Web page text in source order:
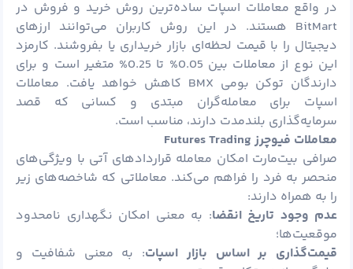
در واقع معاملات اسپات ساده‌ترین روش خرید و فروش در
BitMart هستند. در این روش کاربران می‌توانند ارزهای
دیجیتال را با قیمت لحظه‌ای بازار خریداری یا بفروشند. کارمزد
این نوع از معاملات بین 0.05% تا 0.25% متغیر است و برای
دارندگان توکن بومی BMX کاهش خواهد یافت. معاملات
اسپات برای معامله‌گران مبتدی و کسانی که قصد
سرمایه‌گذاری بلندمدت دارند، مناسب است.
معاملات فیوچرز Futures Trading
صرافی بیت‌مارت امکان معامله قراردادهای آتی با ویژگی‌های
منحصر به فرد را فراهم می‌کند. معاملاتی که شاخصه‌های زیر
را به همراه دارند:
عدم وجود تاریخ انقضا: به معنی امکان نگهداری نامحدود
موقعیت‌ها؛
قیمت‌گذاری بر اساس بازار اسپات: به معنی شفافیت و